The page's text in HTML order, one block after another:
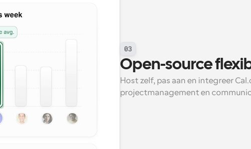
03
Open-source
Host zelf, pas aan en integreer
projectmanagement en